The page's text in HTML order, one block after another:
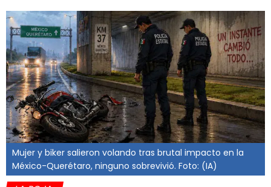
Mujer y biker salieron volando tras brutal impacto en la
México-Querétaro, ninguno sobrevivió. Foto: (IA)